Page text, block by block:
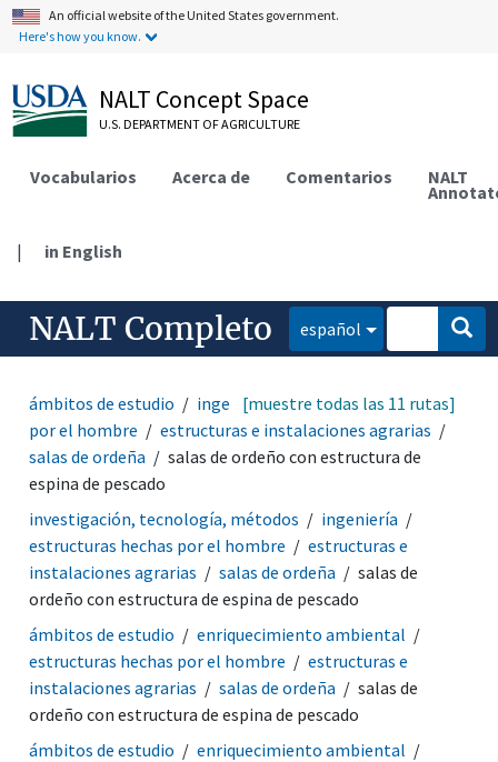
An official website of the United States government.
Here's how you know.
NALT Concept Space
U.S. DEPARTMENT OF AGRICULTURE
Vocabularios Acerca de Comentarios NALT
| in English
NALT Completo español
ámbitos de estudio ingeniería
estructuras hechas
por el hombre
estructuras e instalaciones agrarias
salas de ordeña
salas de ordeño con estructura de
espina de pescado
[muestre todas las 11 rutas]
investigación, tecnología, métodos
ingeniería
estructuras hechas por el hombre
estructuras e
instalaciones agrarias
salas de ordeña
salas de
ordeño con estructura de espina de pescado
ámbitos de estudio
enriquecimiento ambiental
estructuras hechas por el hombre
estructuras e
instalaciones agrarias
salas de ordeña
salas de
ordeño con estructura de espina de pescado
ámbitos de estudio
enriquecimiento ambiental